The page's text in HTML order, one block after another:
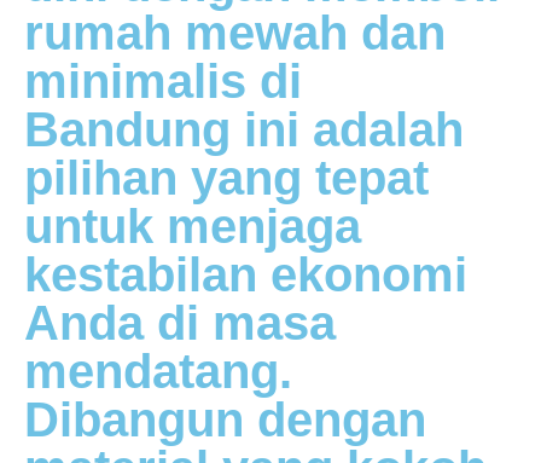
rumah mewah dan
minimalis di
Bandung ini adalah
pilihan yang tepat
untuk menjaga
kestabilan ekonomi
Anda di masa
mendatang.
Dibangun dengan